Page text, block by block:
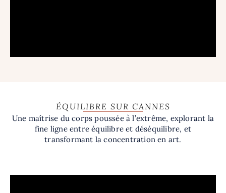
ÉQUILIBRE SUR CANNES
Une maîtrise du corps poussée à l’extrême, explorant la
fine ligne entre équilibre et déséquilibre, et
transformant la concentration en art.